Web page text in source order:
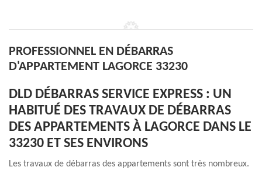
PROFESSIONNEL EN DÉBARRAS
D'APPARTEMENT LAGORCE 33230
DLD DÉBARRAS SERVICE EXPRESS : UN
HABITUÉ DES TRAVAUX DE DÉBARRAS
DES APPARTEMENTS À LAGORCE DANS LE
33230 ET SES ENVIRONS
Les travaux de débarras des appartements sont très nombreux.